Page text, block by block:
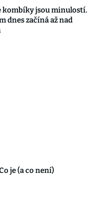
kombíky jsou minulostí.
dnes začíná až nad
je (a co není)